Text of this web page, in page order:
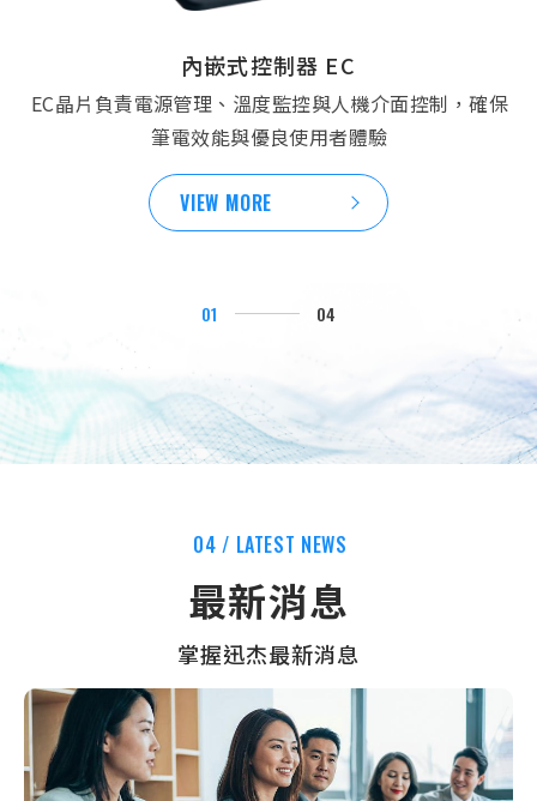
內嵌式控制器 EC
EC晶片負責電源管理、溫度監控與人機介面控制，確保
筆電效能與優良使用者體驗
VIEW MORE
微控制器 MCU
在電競領域，迅杰的產品為記憶體模組燈條、電競機殼
與風扇帶來豐富的RGB燈效，大幅提升電競玩家的沉浸
式體驗
VIEW MORE
電源管理 IC
提供關鍵的電源管理IC，確保電子產品電路板上的各組
件獲得穩定且高效的電力供應
VIEW MORE
慧、非紅」的飛行新標準
成立於1998年，我們是全球NB大廠最信賴的供應商，
這份對電源管理、電池偵測及熱管理的嚴苛技術堅持，
成為迅杰無人機穩定飛行的最強大基因。2022年迅杰加
入神盾集團並啟動戰略轉型，迅杰透過資源整合，將AI
影像處理、衛星物聯網與邊緣運算技術深度融合。這使
隨著全球對於「非紅供應鏈」的需求白熱化，迅杰科技
站在最前線：
• 全非紅供應鏈認證： 積極對接2027年政府採購商
機，實現關鍵零組件與軟體自主化。
• 集團協作動能： 融合集團內的AI影像處理、衛星物聯
網與自主飛控系統，將AI導入無人機終端。
我們不只是參與市場，更在定義未來無人機的無限可
能，邀請您一同開啟無人機新紀元!
VIEW MORE
01 04
04 / LATEST NEWS
最新消息
掌握迅杰最新消息